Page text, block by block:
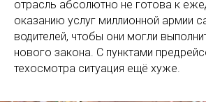
отрасль абсолютно не готова к
оказанию услуг миллионной армии
водителей, чтобы они могли
нового закона. С пунктами
техосмотра ситуация ещё хуже.